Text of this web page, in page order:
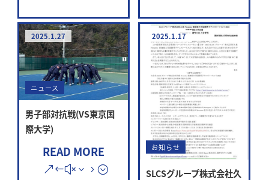
2025.1.27
ニュース
男子部対抗戦(VS東京国
際大学)
READ MORE
2025.1.17
お知らせ
SLCSグループ株式会社久